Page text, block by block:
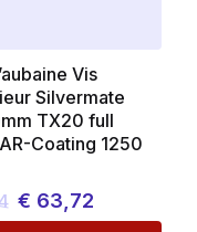
Vis
Silvermate
TX20 full
Coating 1250
€ 63,72